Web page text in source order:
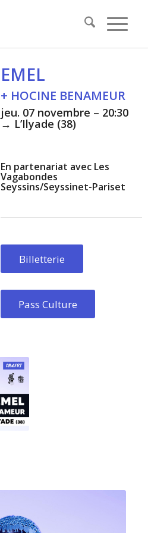
EMEL
+ HOCINE BENAMEUR
jeu. 07 novembre – 20:30
→ L’Ilyade (38)
En partenariat avec Les
Vagabondes
Seyssins/Seyssinet-Pariset
Billetterie
Pass Culture